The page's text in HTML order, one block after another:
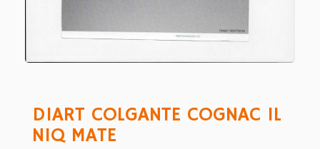
DIART COLGANTE COGNAC 1L
NIQ MATE